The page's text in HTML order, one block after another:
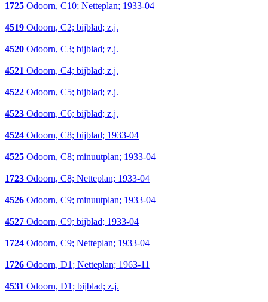
1725 Odoorn, C10; Netteplan; 1933-04
4519 Odoorn, C2; bijblad; z.j.
4520 Odoorn, C3; bijblad; z.j.
4521 Odoorn, C4; bijblad; z.j.
4522 Odoorn, C5; bijblad; z.j.
4523 Odoorn, C6; bijblad; z.j.
4524 Odoorn, C8; bijblad; 1933-04
4525 Odoorn, C8; minuutplan; 1933-04
1723 Odoorn, C8; Netteplan; 1933-04
4526 Odoorn, C9; minuutplan; 1933-04
4527 Odoorn, C9; bijblad; 1933-04
1724 Odoorn, C9; Netteplan; 1933-04
1726 Odoorn, D1; Netteplan; 1963-11
4531 Odoorn, D1; bijblad; z.j.